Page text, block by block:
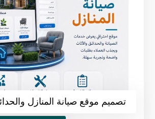
تصميم موقع صيانة المنازل